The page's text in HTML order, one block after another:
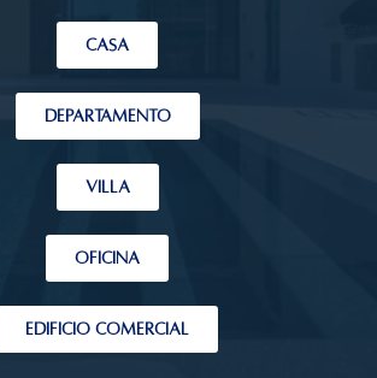
Casa
DEPARTAMENTO
VILLA
OFICINA
EDIFICIO COMERCIAL